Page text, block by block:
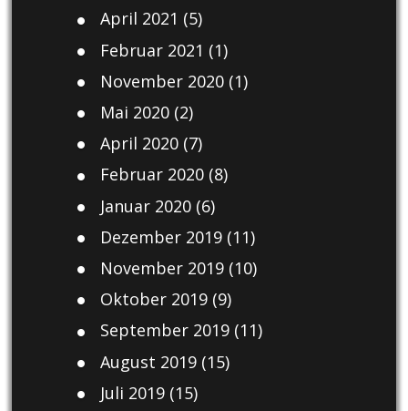
April 2021 (5)
Februar 2021 (1)
November 2020(1)
Mai 2020(2)
April 2020(7)
Februar 2020(8)
Januar 2020(6)
Dezember 2019(11)
November 2019(10)
Oktober 2019(9)
September 2019(11)
August 2019(15)
Juli 2019(15)